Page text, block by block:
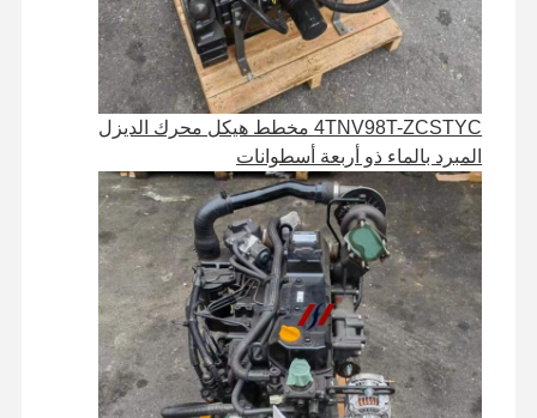
الحالات
محرك بيركنز
محرك يانمار
محرك كوبوتا
محرك إسوزو
محرك الكمون
4TNV98T-ZCSTYC مخطط هيكل محرك الديزل
المبرد بالماء ذو أربعة أسطوانات